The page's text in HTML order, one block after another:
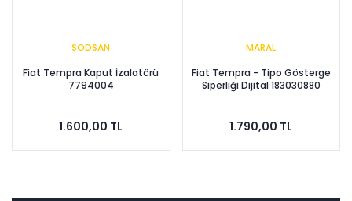
SODSAN
Fiat Tempra Kaput İzalatörü
7794004
1.600,00 TL
MARAL
Fiat Tempra - Tipo Gösterge
Siperliği Dijital 183030880
1.790,00 TL